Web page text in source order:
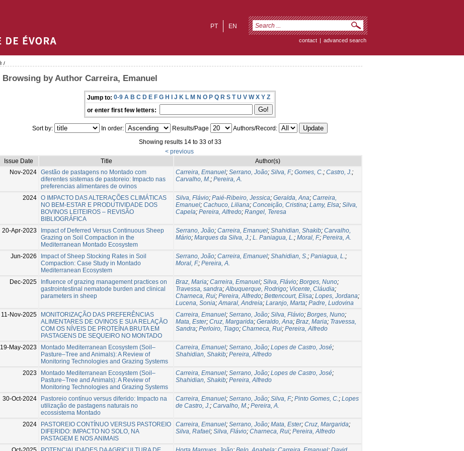
EN
PT
contact | advanced search
/
Browsing by Author Carreira, Emanuel
Jump to: 0-9 A B C D E F G H I J K L M N O P Q R S T U V W X Y Z
or enter first few letters:
Sort by: In order: Results/Page
Authors/Record:
Showing results 14 to 33 of 33
< previous
Issue Date
Title
Author(s)
Nov-2024 Gestão de pastagens no Montado com
diferentes sistemas de pastoreio: Impacto nas
preferencias alimentares de ovinos
Carreira, Emanuel; Serrano, João; Silva, F.; Gomes, C.; Castro, J.;
Carvalho, M.; Pereira, A.
2024 O IMPACTO DAS ALTERAÇÕES CLIMÁTICAS
NO BEM-ESTAR E PRODUTIVIDADE DOS
BOVINOS LEITEIROS – REVISÃO
BIBLIOGRÁFICA
Silva, Flávio; Paié-Ribeiro, Jessica; Geralda, Ana; Carreira,
Emanuel; Cachuco, Liliana; Conceição, Cristina; Lamy, Elsa; Silva,
Capela; Pereira, Alfredo; Rangel, Teresa
20-Apr-2023
Impact of Deferred Versus Continuous Sheep
Grazing on Soil Compaction in the
Mediterranean Montado Ecosystem
Serrano, João; Carreira, Emanuel; Shahidian, Shakib; Carvalho,
Mário; Marques da Silva, J.; L. Paniagua, L.; Moral, F.; Pereira, A.
Jun-2026
Impact of Sheep Stocking Rates in Soil
Compaction: Case Study in Montado
Mediterranean Ecosystem
Serrano, João; Carreira, Emanuel; Shahidian, S.; Paniagua, L.;
Moral, F.; Pereira, A.
Dec-2025
Influence of grazing management practices on
gastrointestinal nematode burden and clinical
parameters in sheep
Braz, Maria; Carreira, Emanuel; Silva, Flávio; Borges, Nuno;
Travessa, sandra;Albuquerque, Rodrigo; Vicente, Cláudia;
Charneca, Rui; Pereira, Alfredo; Bettencourt, Elisa; Lopes, Jordana;
Lucena, Sonia;Amaral, Andreia; Laranjo, Marta; Padre, Ludovina
11-Nov-2025
MONITORIZAÇÃO DAS PREFERÊNCIAS
ALIMENTARES DE OVINOS E SUA RELAÇÃO
COM OS NÍVEIS DE PROTEÍNA BRUTA EM
PASTAGENS DE SEQUEIRO NO MONTADO
Carreira, Emanuel; Serrano, João; Silva, Flávio; Borges, Nuno;
Mata, Ester; Cruz, Margarida; Geraldo, Ana; Braz, Maria; Travessa,
Sandra; Perloiro, Tiago; Charneca, Rui; Pereira, Alfredo
19-May-2023
Montado Mediterranean Ecosystem (Soil–
Pasture–Tree and Animals): A Review of
Monitoring Technologies and Grazing Systems
Carreira, Emanuel; Serrano, João; Lopes de Castro, José;
Shahidian, Shakib; Pereira, Alfredo
2023
Montado Mediterranean Ecosystem (Soil–
Pasture–Tree and Animals): A Review of
Monitoring Technologies and Grazing Systems
Carreira, Emanuel; Serrano, João; Lopes de Castro, José;
Shahidian, Shakib; Pereira, Alfredo
30-Oct-2024
Pastoreio contínuo versus diferido: Impacto na
utilização de pastagens naturais no
ecossistema Montado
Carreira, Emanuel; Serrano, João; Silva, F.; Pinto Gomes, C.; Lopes
de Castro, J.; Carvalho, M.; Pereira, A.
2024
PASTOREIO CONTÍNUO VERSUS PASTOREIO
DIFERIDO: IMPACTO NO SOLO, NA
PASTAGEM E NOS ANIMAIS
Carreira, Emanuel; Serrano, João; Mata, Ester; Cruz, Margarida;
Silva, Rafael; Silva, Flávio; Charneca, Rui; Pereira, Alfredo